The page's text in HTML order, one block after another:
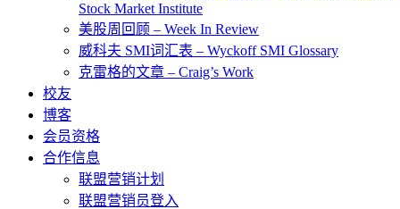
Stock Market Institute
美股周回顾 – Week In Review
威科夫 SMI词汇表 – Wyckoff SMI Glossary
克雷格的文章 – Craig’s Work
校友
博客
会员资格
合作信息
联盟营销计划
联盟营销员登入